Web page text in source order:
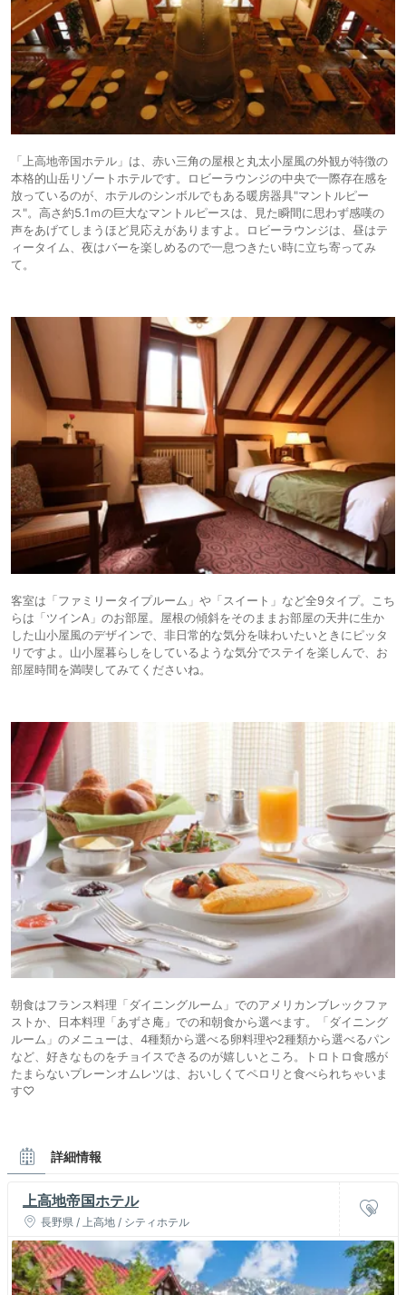
「上高地帝国ホテル」は、赤い三角の屋根と丸太小屋風の外観が特徴の
本格的山岳リゾートホテルです。ロビーラウンジの中央で一際存在感を
放っているのが、ホテルのシンボルでもある暖房器具"マントルピー
ス"。高さ約5.1ｍの巨大なマントルピースは、見た瞬間に思わず感嘆の
声をあげてしまうほど見応えがありますよ。ロビーラウンジは、昼はテ
ィータイム、夜はバーを楽しめるので一息つきたい時に立ち寄ってみ
て。
客室は「ファミリータイプルーム」や「スイート」など全9タイプ。こち
らは「ツインA」のお部屋。屋根の傾斜をそのままお部屋の天井に生か
した山小屋風のデザインで、非日常的な気分を味わいたいときにピッタ
リですよ。山小屋暮らしをしているような気分でステイを楽しんで、お
部屋時間を満喫してみてくださいね。
朝食はフランス料理「ダイニングルーム」でのアメリカンブレックファ
ストか、日本料理「あずさ庵」での和朝食から選べます。「ダイニング
ルーム」のメニューは、4種類から選べる卵料理や2種類から選べるパン
など、好きなものをチョイスできるのが嬉しいところ。トロトロ食感が
たまらないプレーンオムレツは、おいしくてペロリと食べられちゃいま
す♡
詳細情報
上高地帝国ホテル
長野県 / 上高地 / シティホテル